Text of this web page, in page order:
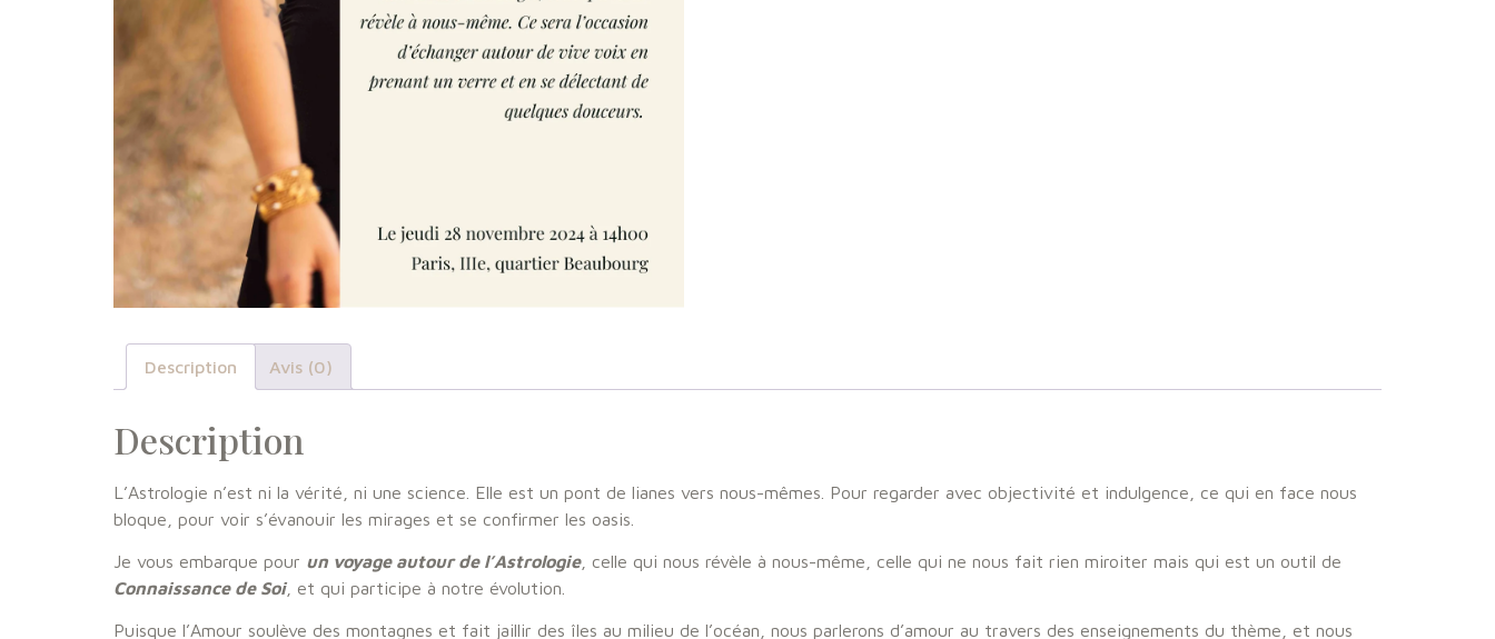
Description Avis (0)
Description
L’Astrologie n’est ni la vérité, ni une science. Elle est un pont de lianes vers nous-mêmes. Pour regarder avec objectivité et indulgence, ce qui en face nous
bloque, pour voir s’évanouir les mirages et se confirmer les oasis.
Je vous embarque pour un voyage autour de l’Astrologie, celle qui nous révèle à nous-même, celle qui ne nous fait rien miroiter mais qui est un outil de
Connaissance de Soi, et qui participe à notre évolution.
Puisque l’Amour soulève des montagnes et fait jaillir des îles au milieu de l’océan, nous parlerons d’amour au travers des enseignements du thème, et nous